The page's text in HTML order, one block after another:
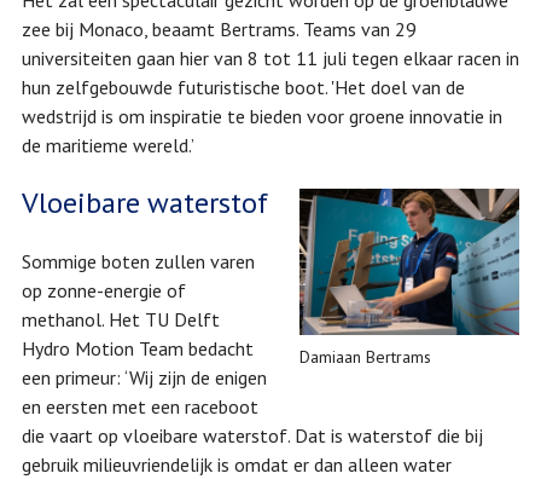
zee bij Monaco, beaamt Bertrams. Teams van 29
universiteiten gaan hier van 8 tot 11 juli tegen elkaar racen in
hun zelfgebouwde futuristische boot. 'Het doel van de
wedstrijd is om inspiratie te bieden voor groene innovatie in
de maritieme wereld.’
Damiaan Bertrams
Vloeibare waterstof
Sommige boten zullen varen
op zonne-energie of
methanol. Het TU Delft
Hydro Motion Team bedacht
een primeur: ‘Wij zijn de enigen
en eersten met een raceboot
die vaart op vloeibare waterstof. Dat is waterstof die bij
gebruik milieuvriendelijk is omdat er dan alleen water